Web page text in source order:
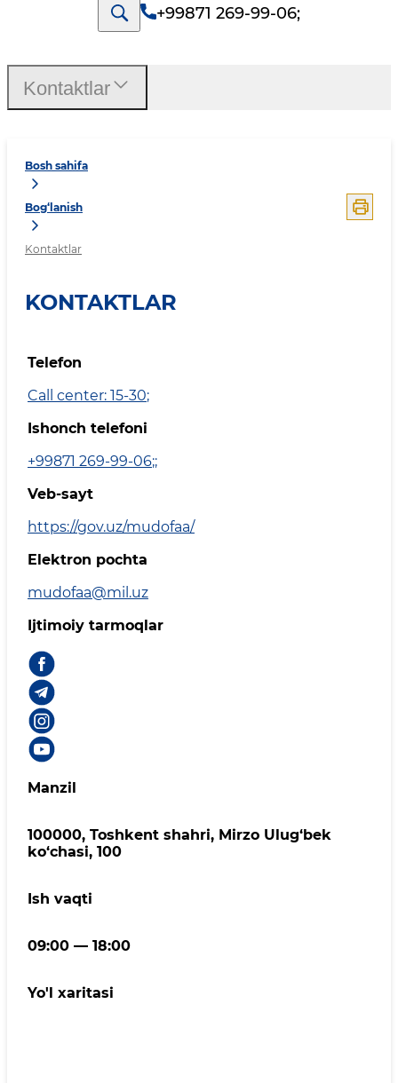
+99871 269-99-06;
Bosh sahifa
Bog‘lanish
Kontaktlar
KONTAKTLAR
Telefon
Call center: 15-30;
Ishonch telefoni
+99871 269-99-06;;
Veb-sayt
https://gov.uz/mudofaa/
Elektron pochta
mudofaa@mil.uz
Ijtimoiy tarmoqlar
Manzil
100000, Toshkent shahri, Mirzo Ulug‘bek
ko‘chasi, 100
Ish vaqti
09:00 — 18:00
Yo'l xaritasi
Kontaktlar